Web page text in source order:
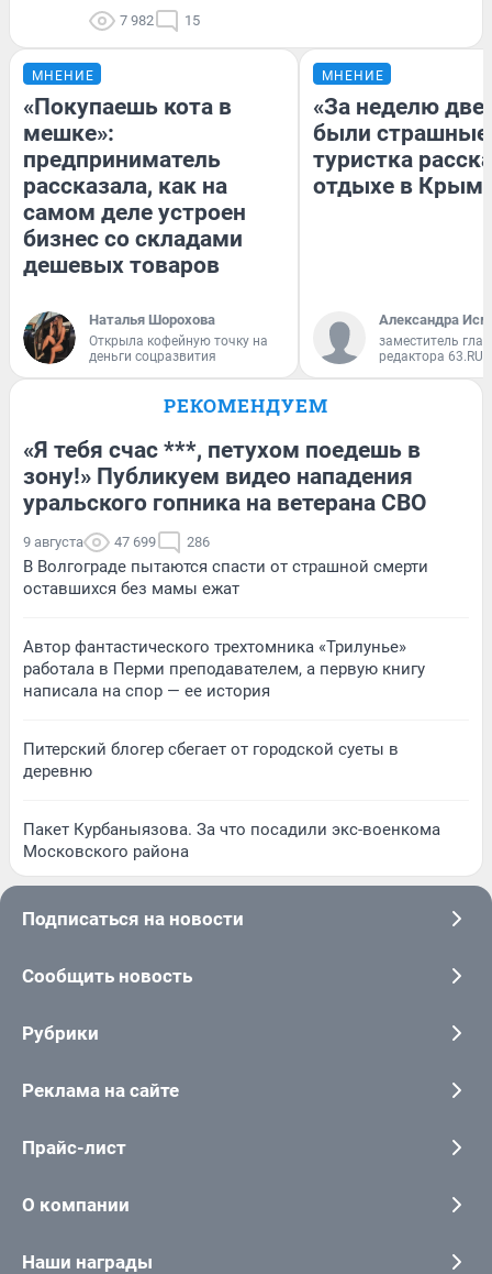
7 982 15
МНЕНИЕ
«Покупаешь кота в
мешке»:
предприниматель
рассказала, как на
самом деле устроен
бизнес со складами
дешевых товаров
Наталья Шорохова
Открыла кофейную точку на
деньги соцразвития
МНЕНИЕ
«За неделю две
были
туристка
отдыхе в
Александра
заместитель
редактора 63.RU
РЕКОМЕНДУЕМ
«Я тебя счас ***, петухом поедешь в
зону!» Публикуем видео нападения
уральского гопника на ветерана СВО
9 августа 47 699 286
В Волгограде пытаются спасти от страшной смерти
оставшихся без мамы ежат
Автор фантастического трехтомника «Трилунье»
работала в Перми преподавателем, а первую книгу
написала на спор — ее история
Питерский блогер сбегает от городской суеты в
деревню
Пакет Курбаныязова. За что посадили экс-военкома
Московского района
Подписаться на новости
Сообщить новость
Рубрики
Реклама на сайте
Прайс-лист
О компании
Наши награды